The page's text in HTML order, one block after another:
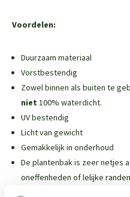
Voordelen:
Duurzaam materiaal
Vorstbestendig
Zowel binnen als buiten te
niet 100% waterdicht.
UV bestendig
Licht van gewicht
Gemakkelijk in onderhoud
De plantenbak is zeer netjes
oneffenheden of lelijke randen